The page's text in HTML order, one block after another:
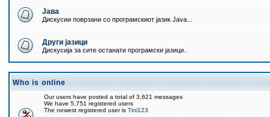
Јава
Дискусии поврзани со програмскиот јазик Java...
Други јазици
Дискусија за сите останати програмски јазици..
Who is online
Our users have posted a total of 3,621 messages
We have 5,751 registered users
The newest registered user is Tini123